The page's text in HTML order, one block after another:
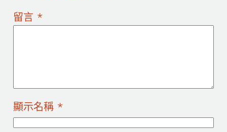
留言 *
顯示名稱 *